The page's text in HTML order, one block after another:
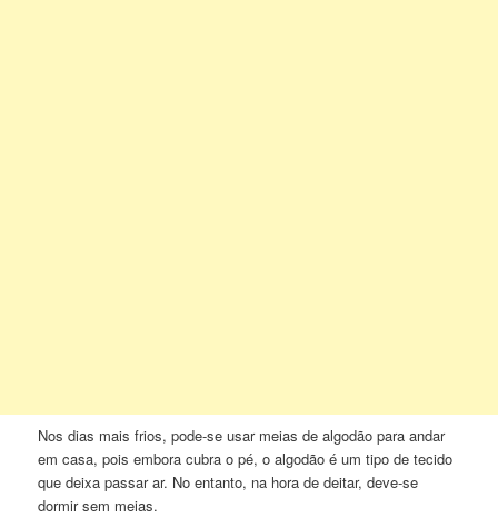
Nos dias mais frios, pode-se usar meias de algodão para andar
em casa, pois embora cubra o pé, o algodão é um tipo de tecido
que deixa passar ar. No entanto, na hora de deitar, deve-se
dormir sem meias.